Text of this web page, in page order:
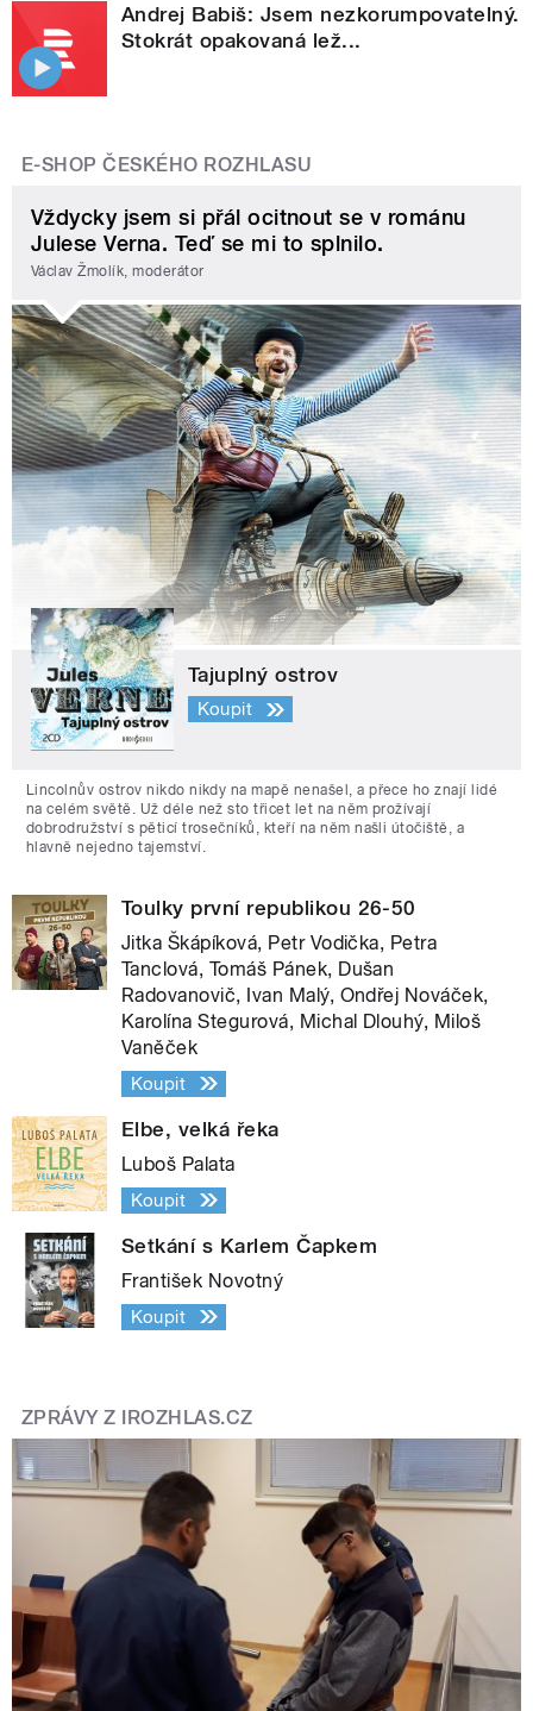
Andrej Babiš: Jsem nezkorumpovatelný.
Stokrát opakovaná lež...
E-SHOP ČESKÉHO ROZHLASU
Vždycky jsem si přál ocitnout se v románu
Julese Verna. Teď se mi to splnilo.
Václav Žmolík, moderátor
Tajuplný ostrov
Koupit
Lincolnův ostrov nikdo nikdy na mapě nenašel, a přece ho znají lidé
na celém světě. Už déle než sto třicet let na něm prožívají
dobrodružství s pěticí trosečníků, kteří na něm našli útočiště, a
hlavně nejedno tajemství.
Toulky první republikou 26-50
Jitka Škápíková, Petr Vodička, Petra
Tanclová, Tomáš Pánek, Dušan
Radovanovič, Ivan Malý, Ondřej Nováček,
Karolína Stegurová, Michal Dlouhý, Miloš
Vaněček
Koupit
Elbe, velká řeka
Luboš Palata
Koupit
Setkání s Karlem Čapkem
František Novotný
Koupit
ZPRÁVY Z IROZHLAS.CZ